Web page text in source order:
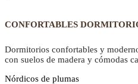
CONFORTABLES
Dormitorios confortables y
con suelos de madera y cómodas
Nórdicos de plumas